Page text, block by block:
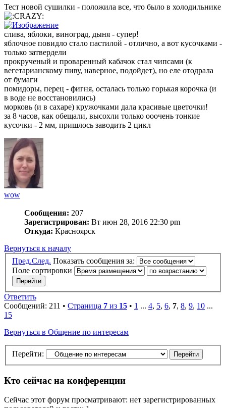
Тест новой сушилки - положила все, что было в холодильнике
слива, яблоки, виноград, дыня - супер!
яблочное повидло стало пастилой - отлично, а вот кусочками -
только затвердели
прокрученый и проваренный кабачок стал чипсами (к
вегетарианскому пиву, наверное, подойдет), но еле отодрала
от бумаги
помидоры, перец - фигня, осталась только горькая корочка (и
в воде не восстановились)
морковь (и в сахаре) кружочками дала красивые цветочки!
за 8 часов, как обещали, высохли только ооочень тонкие
кусочки - 2 мм, пришлось заводить 2 цикл
wow
Сообщения: 207
Зарегистрирован: Вт июн 28, 2016 22:30 pm
Откуда: Красноярск
Вернуться к началу
Пред.След. Показать сообщения за:
Поле сортировки
Ответить
Сообщений: 211 • Страница 7 из 15 • 1 ... 4, 5, 6, 7, 8, 9, 10 ...
15
Вернуться в Общение по интересам
Перейти:
Кто сейчас на конференции
Сейчас этот форум просматривают: нет зарегистрированных